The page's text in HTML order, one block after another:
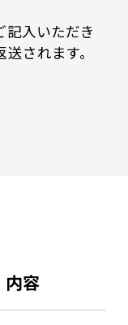
入いただき
されます。
内容